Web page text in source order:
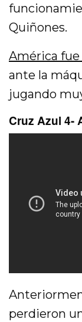
Quiñones.
América fue
ante la
jugando
Cruz Azul 4-
perdieron